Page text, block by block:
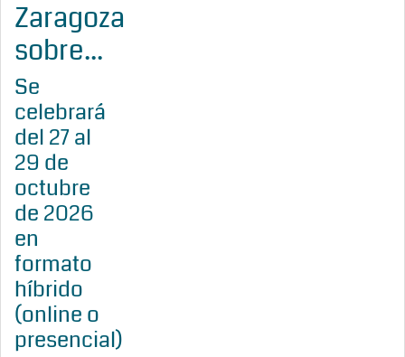
Zaragoza
sobre...
Se
celebrará
del 27 al
29 de
octubre
de 2026
en
formato
híbrido
(online o
presencial)